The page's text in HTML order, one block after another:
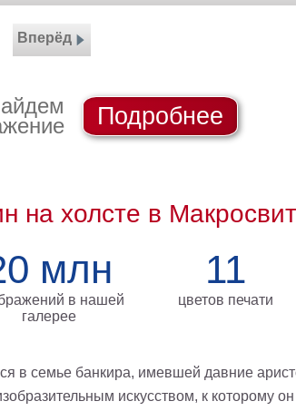
Вперёд
Подробнее
на холсте в
млн
в нашей
галерее
11
цветов печати
в семье банкира, имевшей давние
искусством, к которому он